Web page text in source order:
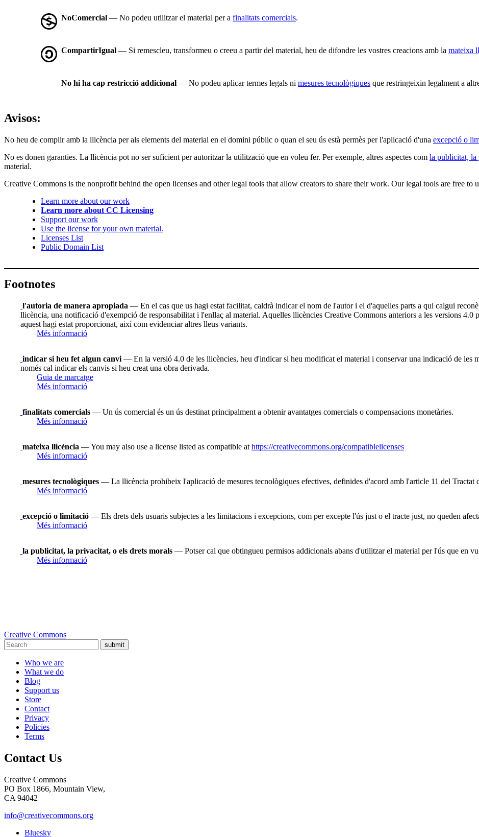
NoComercial — No podeu utilitzar el material per a finalitats comercials.
CompartirIgual — Si remescleu, transformeu o creeu a partir del material, heu de difondre les vostres creacions amb la mateixa
No hi ha cap restricció addicional — No podeu aplicar termes legals ni mesures tecnològiques que restringeixin legalment a
Avisos:
No heu de complir amb la llicència per als elements del material en el domini públic o quan el seu ús està permès per l'aplicació d'una excepció o
No es donen garanties. La llicència pot no ser suficient per autoritzar la utilització que en voleu fer. Per exemple, altres aspectes com la publicitat, la
material.
Creative Commons is the nonprofit behind the open licenses and other legal tools that allow creators to share their work. Our legal tools are free to
Learn more about our work
Learn more about CC Licensing
Support our work
Use the license for your own material.
Licenses List
Public Domain List
Footnotes
l'autoria de manera apropiada — En el cas que us hagi estat facilitat, caldrà indicar el nom de l'autor i el d'aquelles parts a qui calgui
llicència, una notificació d'exempció de responsabilitat i l'enllaç al material. Aquelles llicències Creative Commons anteriors a les versions 4.0
aquest hagi estat proporcionat, així com evidenciar altres lleus variants.
Més informació
indicar si heu fet algun canvi — En la versió 4.0 de les llicències, heu d'indicar si heu modificat el material i conservar una indicació de les
només cal indicar els canvis si heu creat una obra derivada.
Guia de marcatge
Més informació
finalitats comercials — Un ús comercial és un ús destinat principalment a obtenir avantatges comercials o compensacions monetàries.
Més informació
mateixa llicència — You may also use a license listed as compatible at https://creativecommons.org/compatiblelicenses
Més informació
mesures tecnològiques — La llicència prohibeix l'aplicació de mesures tecnològiques efectives, definides d'acord amb l'article 11 del Tractat
Més informació
excepció o limitació — Els drets dels usuaris subjectes a les limitacions i excepcions, com per excepte l'ús just o el tracte just, no queden
Més informació
la publicitat, la privacitat, o els drets morals — Potser cal que obtingueu permisos addicionals abans d'utilitzar el material per l'ús que en
Més informació
Creative Commons
submit
Who we are
What we do
Blog
Support us
Store
Contact
Privacy
Policies
Terms
Contact Us
Creative Commons
PO Box 1866, Mountain View,
CA 94042
info@creativecommons.org
Bluesky